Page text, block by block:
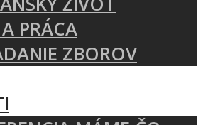
PRÁCA
ZBOROV